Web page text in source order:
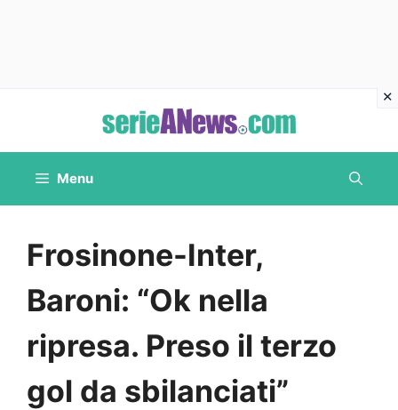
contenuto
Menu
Frosinone-Inter,
Baroni: “Ok nella
ripresa. Preso il terzo
gol da sbilanciati”